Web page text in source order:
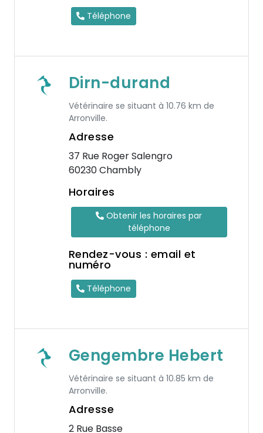
Téléphone
Dirn-durand
Vétérinaire se situant à 10.76 km de
Arronville.
Adresse
37 Rue Roger Salengro
60230 Chambly
Horaires
Obtenir les horaires par
téléphone
Rendez-vous : email et
numéro
Téléphone
Gengembre Hebert
Vétérinaire se situant à 10.85 km de
Arronville.
Adresse
2 Rue Basse